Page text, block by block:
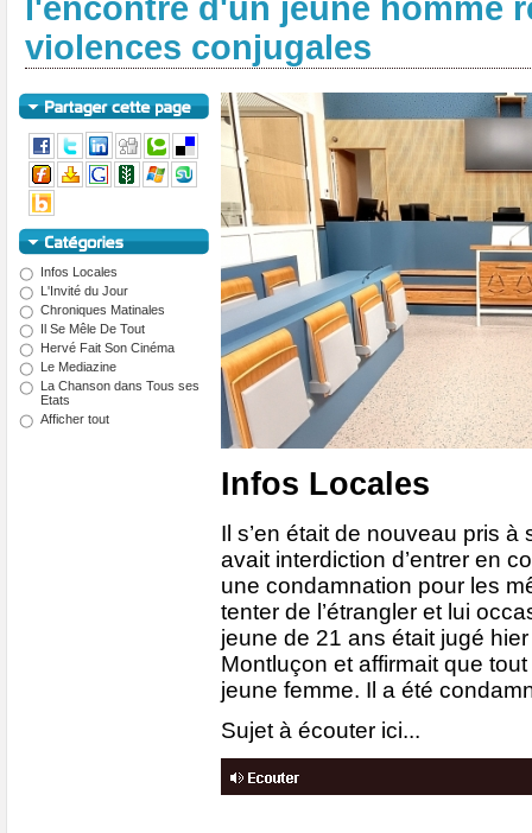
l'encontre d'un jeune homme
violences conjugales
Infos Locales
Il s’en était de nouveau pris à
avait interdiction d’entrer en
une condamnation pour les
tenter de l’étrangler et lui
jeune de 21 ans était jugé
Montluçon et affirmait que
jeune femme. Il a été
Sujet à écouter ici...
Infos Locales
L'Invité du Jour
Chroniques Matinales
Il Se Mêle De Tout
Hervé Fait Son Cinéma
Le Mediazine
La Chanson dans Tous ses
Etats
Afficher tout